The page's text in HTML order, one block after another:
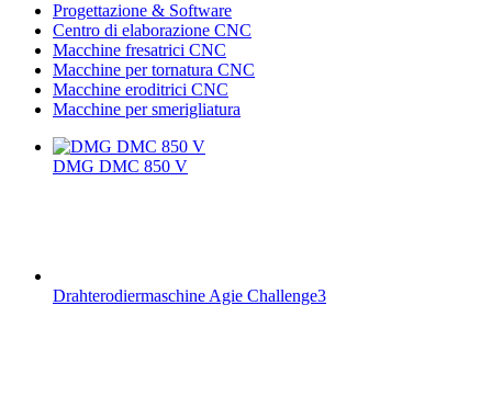
Progettazione & Software
Centro di elaborazione CNC
Macchine fresatrici CNC
Macchine per tornatura CNC
Macchine eroditrici CNC
Macchine per smerigliatura
DMG DMC 850 V
Drahterodiermaschine Agie Challenge3